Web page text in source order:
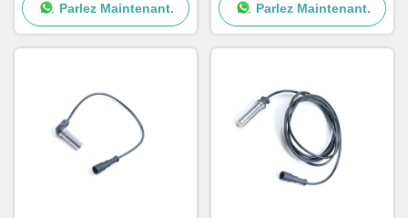
1506004 5021170124
Parlez Maintenant.
0035423518
Parlez Maintenant.